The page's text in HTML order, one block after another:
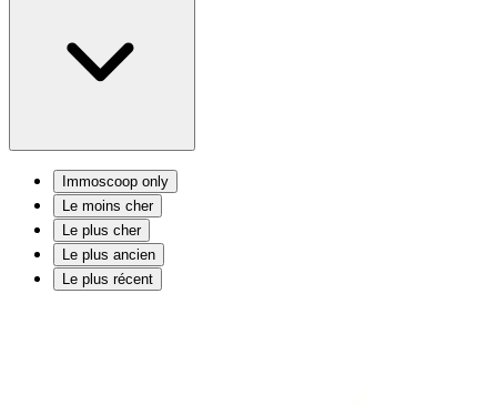
Immoscoop only
Le moins cher
Le plus cher
Le plus ancien
Le plus récent